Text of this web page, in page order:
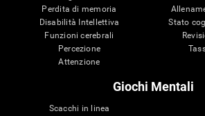
Perdita di memoria
Disabilità Intellettiva
Funzioni cerebrali
Percezione
Attenzione
Stato
Giochi Mentali
Scacchi in linea